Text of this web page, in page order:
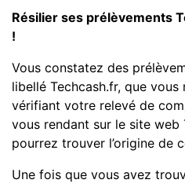
Résilier ses prélèvements
!
Vous constatez des
libellé Techcash.fr, que vous
vérifiant votre relevé de
vous rendant sur le site web
pourrez trouver l’origine de
Une fois que vous avez